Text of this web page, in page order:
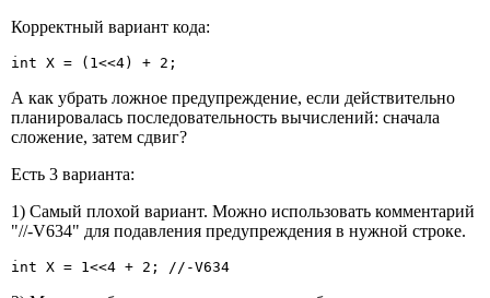
Корректный вариант кода:
int X = (1<<4) + 2;
А как убрать ложное предупреждение, если действительно
планировалась последовательность вычислений: сначала
сложение, затем сдвиг?
Есть 3 варианта:
1) Самый плохой вариант. Можно использовать комментарий
"//-V634" для подавления предупреждения в нужной строке.
int X = 1<<4 + 2; //-V634